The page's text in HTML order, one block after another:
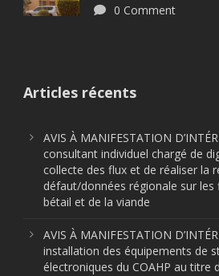
0 Comment
Articles récents
AVIS À MANIFESTATION
consultant individuel chargé de
collecte des flux et de réaliser la
défaut/données régionale sur
bétail et de la viande
AVIS À MANIFESTATION
installation des équipements de
électroniques du COAHP au titre